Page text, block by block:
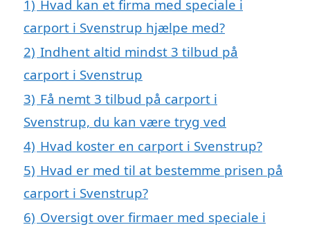
1) Hvad kan et firma med speciale i
carport i Svenstrup hjælpe med?
2) Indhent altid mindst 3 tilbud på
carport i Svenstrup
3) Få nemt 3 tilbud på carport i
Svenstrup, du kan være tryg ved
4) Hvad koster en carport i Svenstrup?
5) Hvad er med til at bestemme prisen på
carport i Svenstrup?
6) Oversigt over firmaer med speciale i